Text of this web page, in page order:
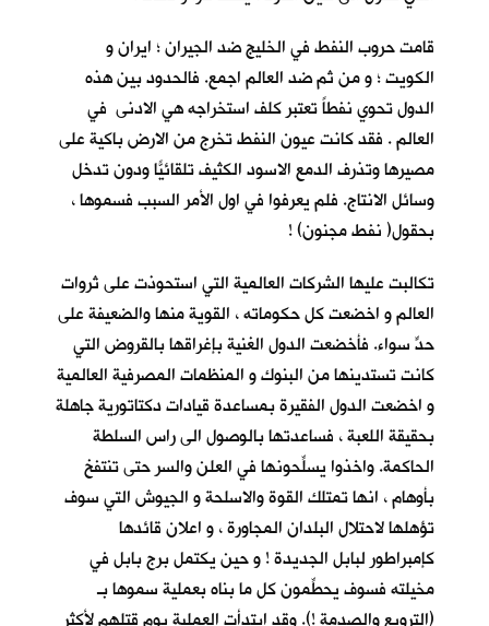
قامت حروب النفط في الخليج ضد الجيران ؛ ايران و
الكويت ؛ و من ثم ضد العالم اجمع. فالحدود بين هذه
الدول تحوي نفطاً تعتبر كلف استخراجه هي الادنى في
العالم . فقد كانت عيون النفط تخرج من الارض باكية على
مصيرها وتذرف الدمع الاسود الكثيف تلقائيّاً ودون تدخل
وسائل الانتاج. فلم يعرفوا في اول الأمر السبب فسموها ،
بحقول( نفط مجنون) !
تكالبت عليها الشركات العالمية التي استحوذت على ثروات
العالم و اخضعت كل حكوماته ، القوية منها والضعيفة على
حدٍّ سواء. فأخضعت الدول الغنية بإغراقها بالقروض التي
كانت تستدينها من البنوك و المنظمات المصرفية العالمية
و اخضعت الدول الفقيرة بمساعدة قيادات دكتاتورية جاهلة
بحقيقة اللعبة ، فساعدتها بالوصول الى راس السلطة
الحاكمة. واخذوا يسلِّحونها في العلن والسر حتى تنتفخ
بأوهام ، انها تمتلك القوة والاسلحة و الجيوش التي سوف
تؤهلها لاحتلال البلدان المجاورة ، و اعلان قائدها
كإمبراطور لبابل الجديدة ! و حين يكتمل برج بابل في
مخيلته فسوف يحطِّمون كل ما بناه بعملية سموها بـ